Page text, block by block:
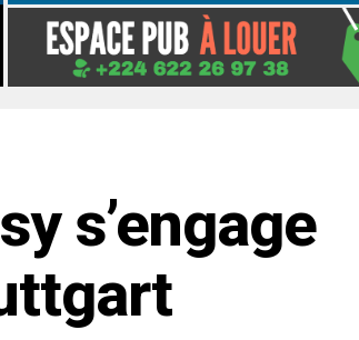
s’engage